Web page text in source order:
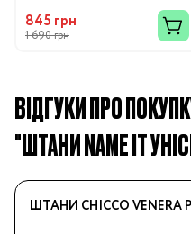
845 грн
1 690 грн
ВІДГУКИ ПРО
"ШТАНИ NAME IT
ШТАНИ CHICCO VENERA